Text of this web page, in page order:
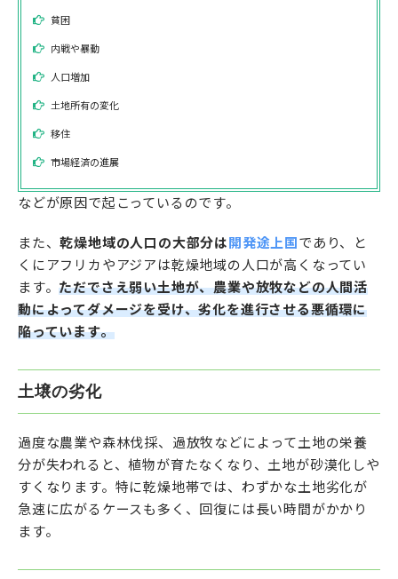
貧困
内戦や暴動
人口増加
土地所有の変化
移住
市場経済の進展
などが原因で起こっているのです。
また、乾燥地域の人口の大部分は 開発途上国 であり、と
くにアフリカやアジアは乾燥地域の人口が高くなってい
ます。ただでさえ弱い土地が、農業や放牧などの人間活
動によってダメージを受け、劣化を進行させる悪循環に
陥っています。
土壌の劣化
過度な農業や森林伐採、過放牧などによって土地の栄養
分が失われると、植物が育たなくなり、土地が砂漠化しや
すくなります。特に乾燥地帯では、わずかな土地劣化が
急速に広がるケースも多く、回復には長い時間がかかり
ます。